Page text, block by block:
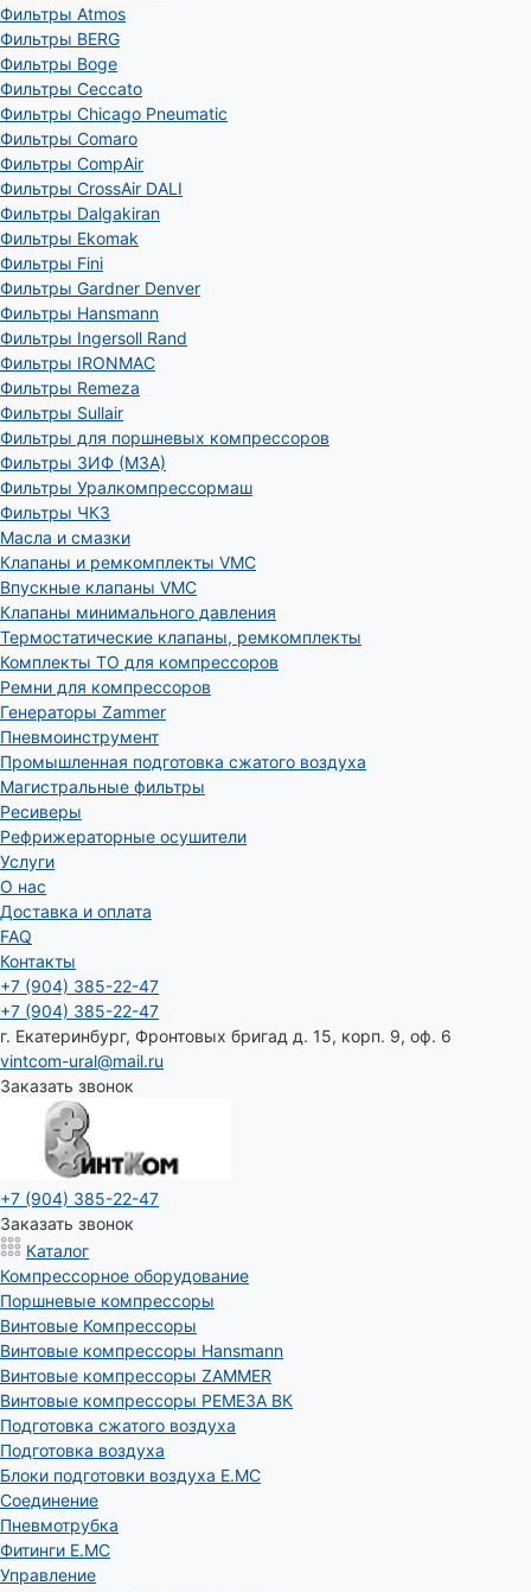
Фильтры Atmos
Фильтры BERG
Фильтры Boge
Фильтры Ceccato
Фильтры Chicago Pneumatic
Фильтры Comaro
Фильтры CompAir
Фильтры CrossAir DALI
Фильтры Dalgakiran
Фильтры Ekomak
Фильтры Fini
Фильтры Gardner Denver
Фильтры Hansmann
Фильтры Ingersoll Rand
Фильтры IRONMAC
Фильтры Remeza
Фильтры Sullair
Фильтры для поршневых компрессоров
Фильтры ЗИФ (МЗА)
Фильтры Уралкомпрессормаш
Фильтры ЧКЗ
Масла и смазки
Клапаны и ремкомплекты VMC
Впускные клапаны VMC
Клапаны минимального давления
Термостатические клапаны, ремкомплекты
Комплекты ТО для компрессоров
Ремни для компрессоров
Генераторы Zammer
Пневмоинструмент
Промышленная подготовка сжатого воздуха
Магистральные фильтры
Ресиверы
Рефрижераторные осушители
Услуги
О нас
Доставка и оплата
FAQ
Контакты
+7 (904) 385-22-47
+7 (904) 385-22-47
г. Екатеринбург, Фронтовых бригад д. 15, корп. 9, оф. 6
vintcom-ural@mail.ru
Заказать звонок
+7 (904) 385-22-47
Заказать звонок
Каталог
Компрессорное оборудование
Поршневые компрессоры
Винтовые Компрессоры
Винтовые компрессоры Hansmann
Винтовые компрессоры ZAMMER
Винтовые компрессоры РЕМЕЗА ВК
Подготовка сжатого воздуха
Подготовка воздуха
Блоки подготовки воздуха E.MC
Соединение
Пневмотрубка
Фитинги E.MC
Управление